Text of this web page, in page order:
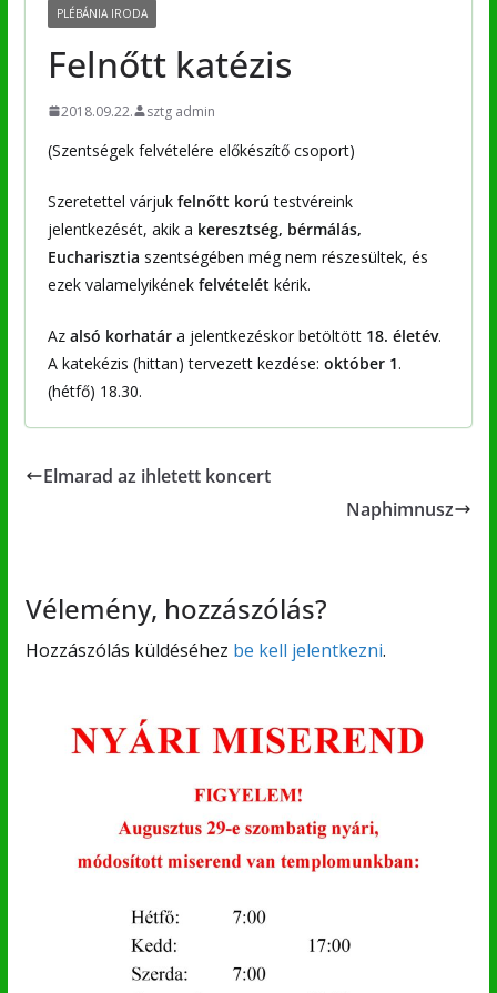
PLÉBÁNIA IRODA
Felnőtt katézis
2018.09.22. sztg admin
(Szentségek felvételére előkészítő csoport)
Szeretettel várjuk felnőtt korú testvéreink
jelentkezését, akik a keresztség, bérmálás,
Eucharisztia szentségében még nem részesültek, és
ezek valamelyikének felvételétkérik.
Az alsó korhatára jelentkezéskor betöltött 18. életév.
A katekézis (hittan) tervezett kezdése: október 1.
(hétfő) 18.30.
Elmarad az ihletett koncert
Naphimnusz
Vélemény, hozzászólás?
Hozzászólás küldéséhez be kell jelentkezni.